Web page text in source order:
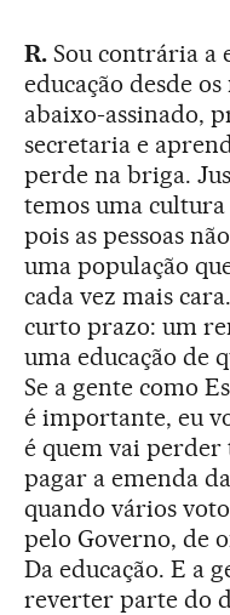
R. Sou contrária a
educação desde
abaixo-assinado,
secretaria e
perde na briga.
temos uma cultura
pois as pessoas
uma população
cada vez mais
curto prazo: um
uma educação de
Se a gente como
é importante, eu
é quem vai perder
pagar a emenda
quando vários
pelo Governo, de
Da educação. E a
reverter parte do